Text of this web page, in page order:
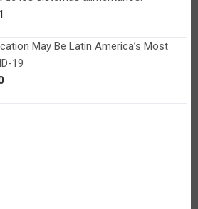
May Be Latin America’s Most
19